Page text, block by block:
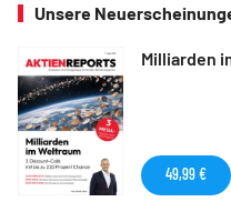
Unsere
Milliarden
49,99 €